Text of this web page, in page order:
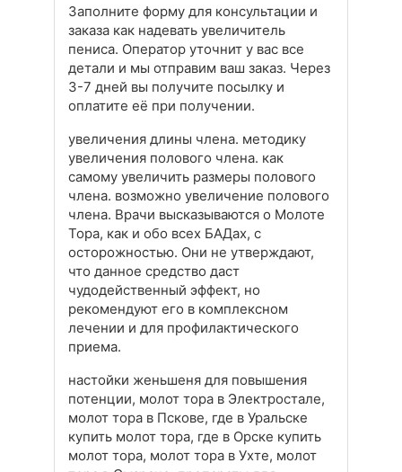
Заполните форму для консультации и
заказа как надевать увеличитель
пениса. Оператор уточнит у вас все
детали и мы отправим ваш заказ. Через
3-7 дней вы получите посылку и
оплатите её при получении.
увеличения длины члена. методику
увеличения полового члена. как
самому увеличить размеры полового
члена. возможно увеличение полового
члена. Врачи высказываются о Молоте
Тора, как и обо всех БАДах, с
осторожностью. Они не утверждают,
что данное средство даст
чудодейственный эффект, но
рекомендуют его в комплексном
лечении и для профилактического
приема.
настойки женьшеня для повышения
потенции, молот тора в Электростале,
молот тора в Пскове, где в Уральске
купить молот тора, где в Орске купить
молот тора, молот тора в Ухте, молот